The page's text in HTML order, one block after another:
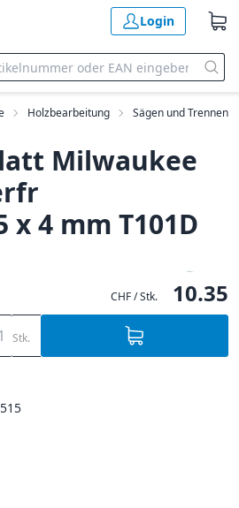
Login
Holzbearbeitung Sägen und Trennen
Milwaukee
x 4 mm T101D
CHF / Stk. 10.35
Stk.